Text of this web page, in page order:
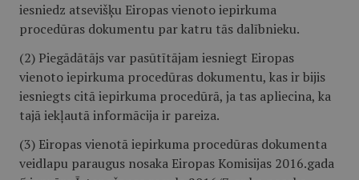
iesniedz atsevišķu Eiropas vienoto iepirkuma
procedūras dokumentu par katru tās dalībnieku.
(2) Piegādātājs var pasūtītājam iesniegt Eiropas
vienoto iepirkuma procedūras dokumentu, kas ir bijis
iesniegts citā iepirkuma procedūrā, ja tas apliecina, ka
tajā iekļautā informācija ir pareiza.
(3) Eiropas vienotā iepirkuma procedūras dokumenta
veidlapu paraugus nosaka Eiropas Komisijas 2016.gada